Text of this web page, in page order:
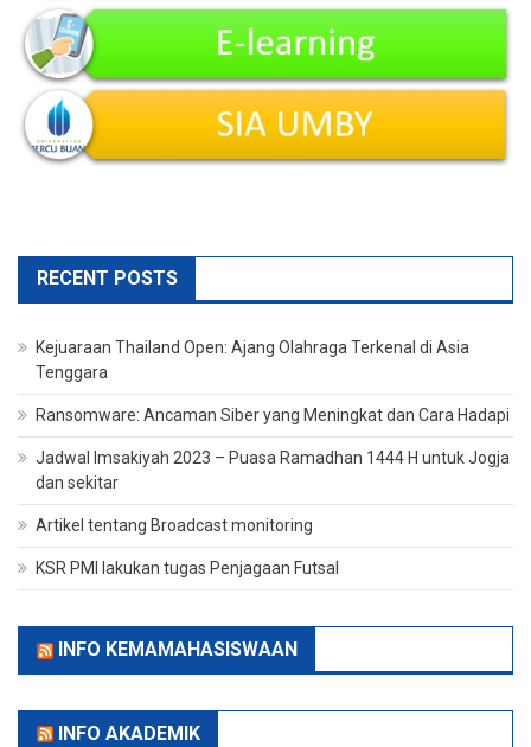
RECENT POSTS
Kejuaraan Thailand Open: Ajang Olahraga Terkenal di Asia
Tenggara
Ransomware: Ancaman Siber yang Meningkat dan Cara Hadapi
Jadwal Imsakiyah 2023 – Puasa Ramadhan 1444 H untuk Jogja
dan sekitar
Artikel tentang Broadcast monitoring
KSR PMI lakukan tugas Penjagaan Futsal
INFO KEMAMAHASISWAAN
INFO AKADEMIK